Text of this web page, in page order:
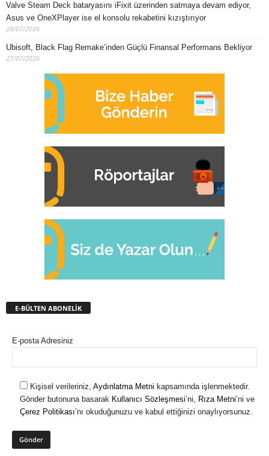
Valve Steam Deck bataryasını iFixit üzerinden satmaya devam ediyor,
Asus ve OneXPlayer ise el konsolu rekabetini kızıştırıyor
28/07/2026
Ubisoft, Black Flag Remake’inden Güçlü Finansal Performans Bekliyor
27/07/2026
E-BÜLTEN ABONELİK
E-posta Adresiniz
Kişisel verileriniz, Aydınlatma Metni kapsamında işlenmektedir.
Gönder butonuna basarak Kullanıcı Sözleşmesi’ni, Rıza Metni’ni ve
Çerez Politikası’nı okuduğunuzu ve kabul ettiğinizi onaylıyorsunuz.